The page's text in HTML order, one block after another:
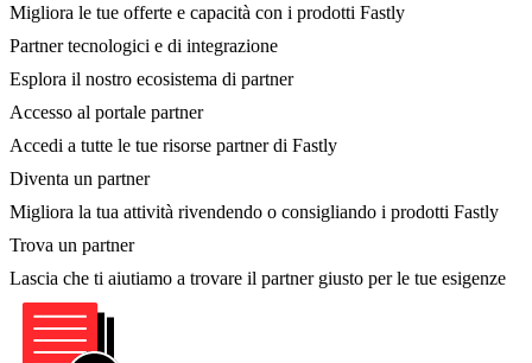
Migliora le tue offerte e capacità con i prodotti Fastly
Partner tecnologici e di integrazione
Esplora il nostro ecosistema di partner
Accesso al portale partner
Accedi a tutte le tue risorse partner di Fastly
Diventa un partner
Migliora la tua attività rivendendo o consigliando i prodotti Fastly
Trova un partner
Lascia che ti aiutiamo a trovare il partner giusto per le tue esigenze